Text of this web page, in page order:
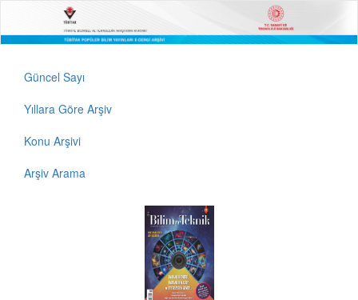
Güncel Sayı
Yıllara Göre Arşiv
Konu Arşivi
Arşiv Arama